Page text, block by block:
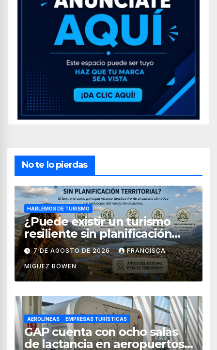
No te lo pierdas
HABLEMOS DE TURISMO
¿Puede existir un turismo
resiliente sin planificación
territorial?
7 DE AGOSTO DE 2026 FRANCISCA
MIGUEZ BOWEN
AEROLÍNEAS EMPRESAS TURÍSTICAS
GAP cuenta con ocho salas
de lactancia en aeropuertos